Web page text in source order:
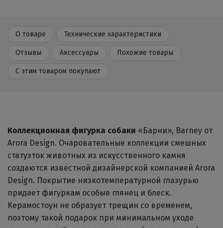
О товаре Технические характеристики
Отзывы Аксессуары Похожие товары
С этим товаром покупают
Коллекционная фигурка собаки «Барни», Barney от
Arora Design. Очаровательные коллекции смешных
статуэток животных из искусственного камня
создаются известной дизайнерской компанией Arora
Design. Покрытие низкотемпературной глазурью
придает фигуркам особые глянец и блеск.
Керамостоун не образует трещин со временем,
поэтому такой подарок при минимальном уходе